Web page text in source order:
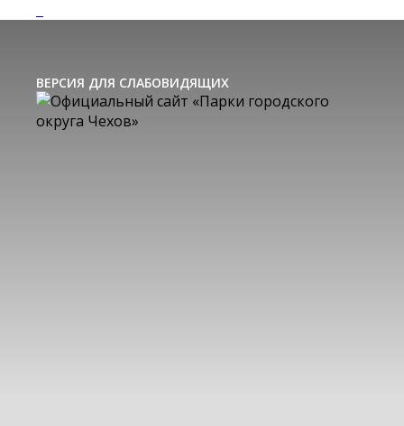
ВЕРСИЯ ДЛЯ СЛАБОВИДЯЩИХ